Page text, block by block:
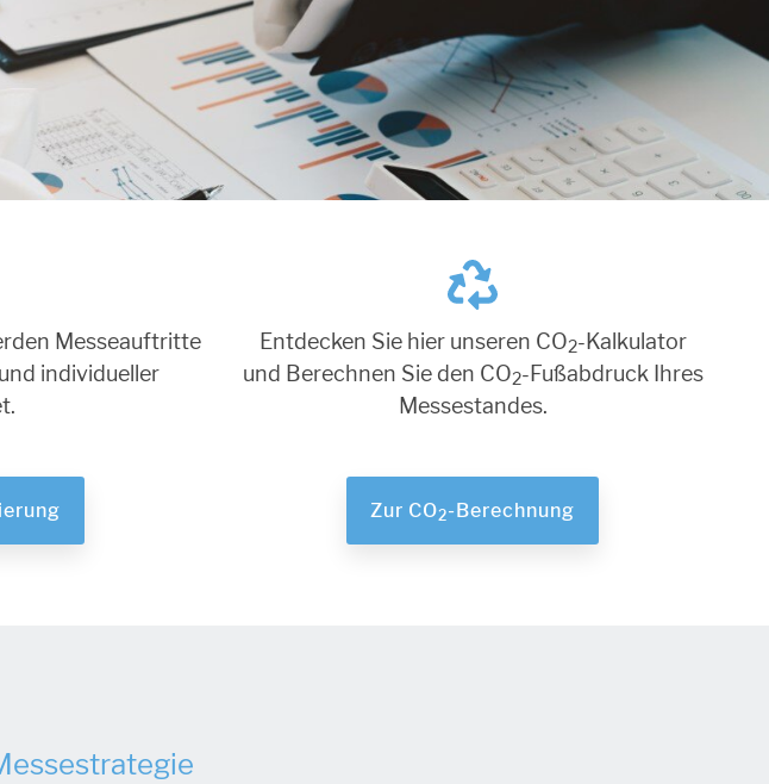
Messeauftritte
individueller
Entdecken Sie hier unseren CO2-Kalkulator
und Berechnen Sie den CO2-Fußabdruck Ihres
Messestandes.
Zur CO2-Berechnung